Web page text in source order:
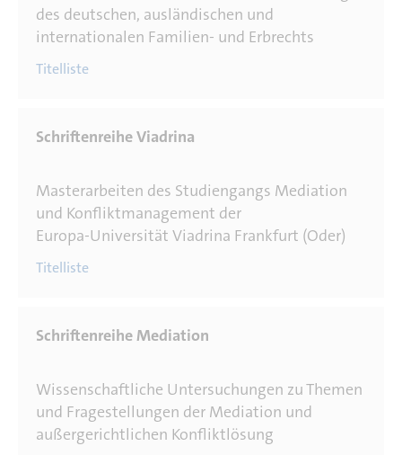
des deutschen, ausländischen und
internationalen Familien- und Erbrechts
Titelliste
Masterarbeiten des Studiengangs Mediation
und Konfliktmanagement der
Europa-Universität Viadrina Frankfurt (Oder)
Titelliste
Wissenschaftliche Untersuchungen zu Themen
und Fragestellungen der Mediation und
außergerichtlichen Konfliktlösung